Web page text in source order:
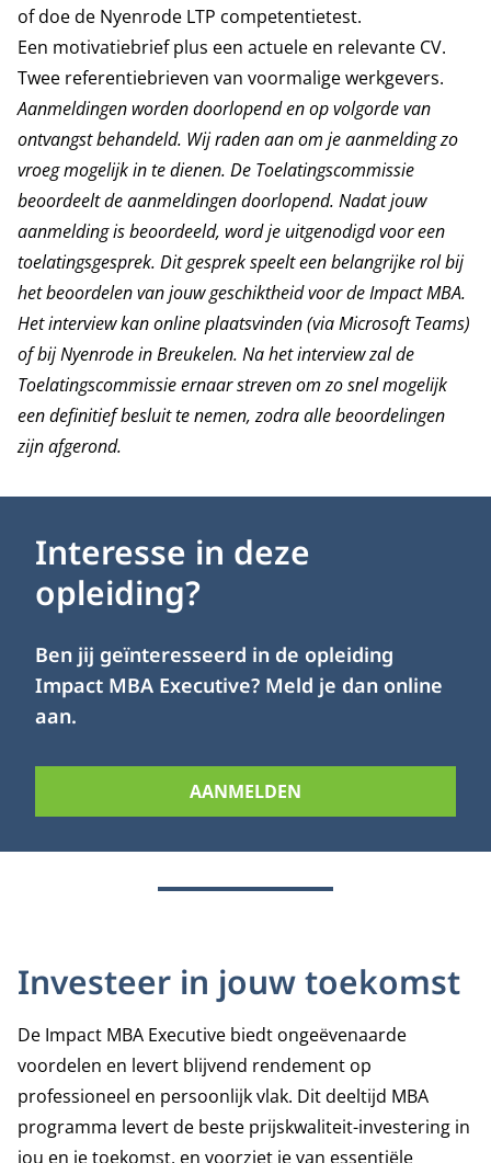
of doe de Nyenrode LTP competentietest.
Een motivatiebrief plus een actuele en relevante CV.
Twee referentiebrieven van voormalige werkgevers.
Aanmeldingen worden doorlopend en op volgorde van
ontvangst behandeld. Wij raden aan om je aanmelding zo
vroeg mogelijk in te dienen. De Toelatingscommissie
beoordeelt de aanmeldingen doorlopend. Nadat jouw
aanmelding is beoordeeld, word je uitgenodigd voor een
toelatingsgesprek. Dit gesprek speelt een belangrijke rol bij
het beoordelen van jouw geschiktheid voor de Impact MBA.
Het interview kan online plaatsvinden (via Microsoft Teams)
of bij Nyenrode in Breukelen. Na het interview zal de
Toelatingscommissie ernaar streven om zo snel mogelijk
een definitief besluit te nemen, zodra alle beoordelingen
zijn afgerond.
Interesse in deze
opleiding?
Ben jij geïnteresseerd in de opleiding
Impact MBA Executive? Meld je dan online
aan.
AANMELDEN
Investeer in jouw toekomst
De Impact MBA Executive biedt ongeëvenaarde
voordelen en levert blijvend rendement op
professioneel en persoonlijk vlak. Dit deeltijd MBA
programma levert de beste prijskwaliteit-investering in
jou en je toekomst, en voorziet je van essentiële